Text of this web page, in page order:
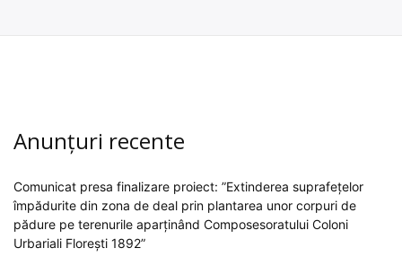
Anunțuri recente
Comunicat presa finalizare proiect: ”Extinderea suprafețelor
împădurite din zona de deal prin plantarea unor corpuri de
pădure pe terenurile aparținând Composesoratului Coloni
Urbariali Florești 1892”